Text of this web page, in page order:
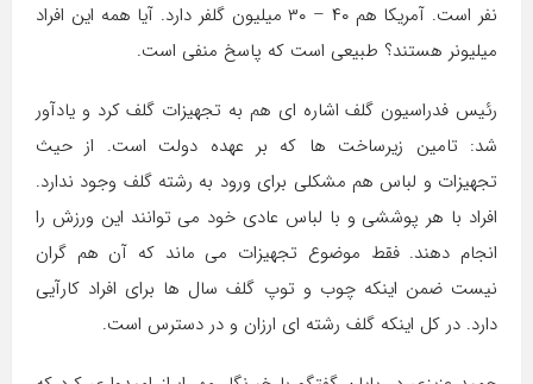
نفر است. آمریکا هم ۴۰ – ۳۰ میلیون گلفر دارد. آیا همه این افراد
میلیونر هستند؟ طبیعی است که پاسخ منفی است.
رئیس فدراسیون گلف اشاره ای هم به تجهیزات گلف کرد و یادآور
شد: تامین زیرساخت ها که بر عهده دولت است. از حیث
تجهیزات و لباس هم مشکلی برای ورود به رشته گلف وجود ندارد.
افراد با هر پوششی و با لباس عادی خود می توانند این ورزش را
انجام دهند. فقط موضوع تجهیزات می ماند که آن هم گران
نیست ضمن اینکه چوب و توپ گلف سال ها برای افراد کارآیی
دارد. در کل اینکه گلف رشته ای ارزان و در دسترس است.